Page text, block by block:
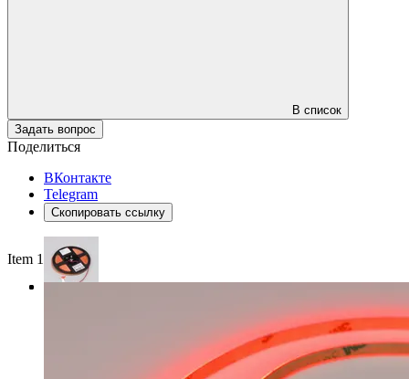
В список
Задать вопрос
Поделиться
ВКонтакте
Telegram
Скопировать ссылку
Item 1 of 3